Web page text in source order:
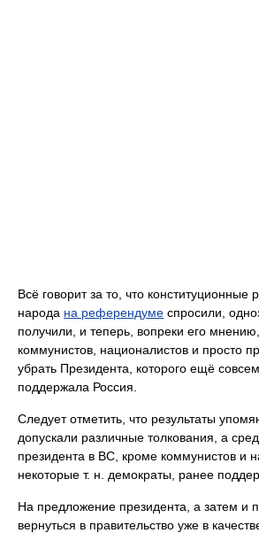
Всё говорит за то, что
народа на референдуме спросили,
получили, и теперь, вопреки его
коммунистов, националистов и просто
убрать Президента, которого ещё
поддержала Россия.
Следует отметить, что результаты
допускали различные толкования, а
президента в ВС, кроме коммунистов и
некоторые т. н. демократы, ранее
На предложение президента, а затем и
вернуться в правительство уже в